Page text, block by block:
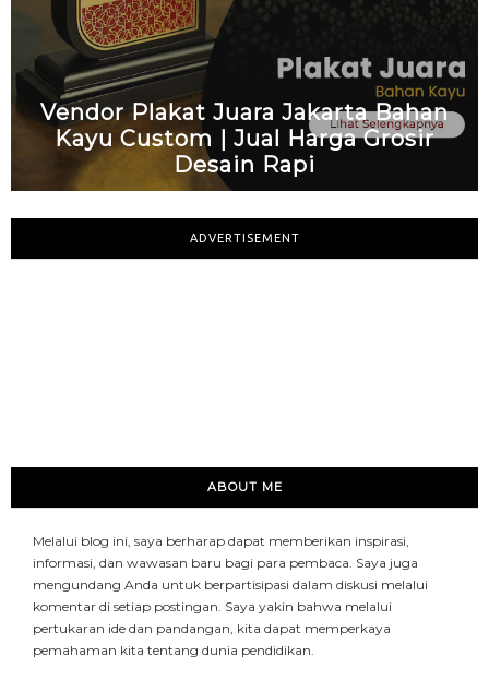
Vendor Plakat Juara Jakarta Bahan
Kayu Custom | Jual Harga Grosir
Desain Rapi
ADVERTISEMENT
ABOUT ME
Melalui blog ini, saya berharap dapat memberikan inspirasi,
informasi, dan wawasan baru bagi para pembaca. Saya juga
mengundang Anda untuk berpartisipasi dalam diskusi melalui
komentar di setiap postingan. Saya yakin bahwa melalui
pertukaran ide dan pandangan, kita dapat memperkaya
pemahaman kita tentang dunia pendidikan.